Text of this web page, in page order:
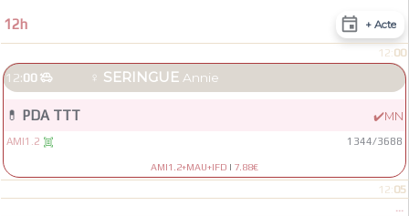
12h  + Acte
12:00
12:00  ♀ SERINGUE Annie
💊 PDA TTT ✔️MN
AMI1.2  1344/3688
AMI1.2+MAU+IFD | 7.88€
12:05